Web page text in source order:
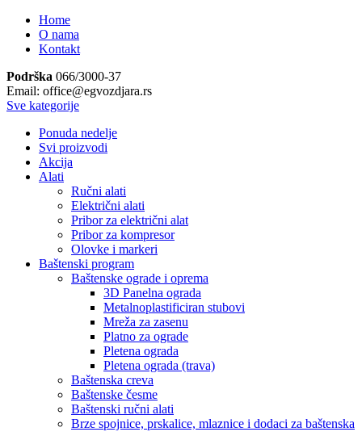
Home
O nama
Kontakt
Podrška 066/3000-37
Email: office@egvozdjara.rs
Sve kategorije
Ponuda nedelje
Svi proizvodi
Akcija
Alati
Ručni alati
Električni alati
Pribor za električni alat
Pribor za kompresor
Olovke i markeri
Baštenski program
Baštenske ograde i oprema
3D Panelna ograda
Metalnoplastificiran stubovi
Mreža za zasenu
Platno za ograde
Pletena ograda
Pletena ograda (trava)
Baštenska creva
Baštenske česme
Baštenski ručni alati
Brze spojnice, prskalice, mlaznice i dodaci za baštenska